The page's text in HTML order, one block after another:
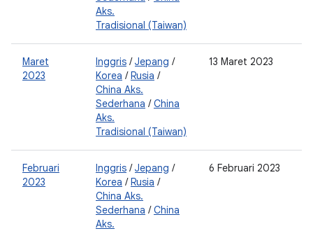
Aks.
Tradisional (Taiwan)
Maret
2023
Inggris /Jepang /
Korea /Rusia /
China Aks.
Sederhana /China
Aks.
Tradisional (Taiwan)
13 Maret 2023
Februari
2023
Inggris /Jepang /
Korea /Rusia /
China Aks.
Sederhana /China
Aks.
6 Februari 2023